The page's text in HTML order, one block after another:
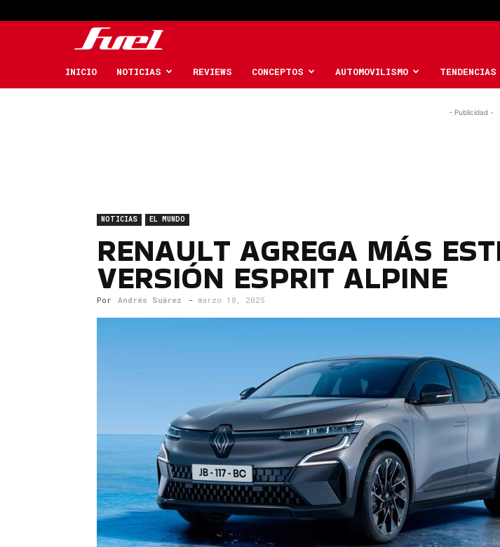
Car
INICIO NOTICIAS REVIEWS CONCEPTOS AUTOMOVILISMO TENDENCIAS
- Publicidad -
NOTICIAS EL MUNDO
RENAULT AGREGA MÁS
VERSIÓN ESPRIT ALPINE
Por Andrés Suárez - marzo 18, 2025